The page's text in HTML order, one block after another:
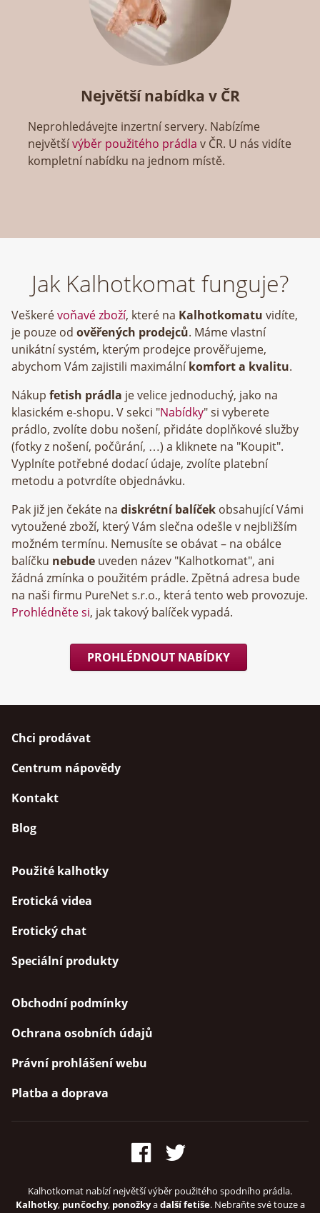
Největší nabídka v ČR
Neprohledávejte inzertní servery. Nabízíme
největšívýběr použitého prádla v ČR. U nás vidíte
kompletní nabídku na jednom místě.
Jak Kalhotkomat funguje?
Veškerévoňavé zboží, které na Kalhotkomatu vidíte,
je pouze od ověřených prodejců. Máme vlastní
unikátní systém, kterým prodejce prověřujeme,
abychom Vám zajistili maximálníkomfort a kvalitu.
Nákup fetish prádla je velice jednoduchý, jako na
klasickém e-shopu. V sekci "Nabídky" si vyberete
prádlo, zvolíte dobu nošení, přidáte doplňkové služby
(fotky z nošení, počůrání, …) a kliknete na "Koupit".
Vyplníte potřebné dodací údaje, zvolíte platební
metodu a potvrdíte objednávku.
Pak již jen čekáte na diskrétní balíček obsahující Vámi
vytoužené zboží, který Vám slečna odešle v nejbližším
možném termínu. Nemusíte se obávat – na obálce
balíčku nebude uveden název "Kalhotkomat", ani
žádná zmínka o použitém prádle. Zpětná adresa bude
na naši firmu
, která tento web provozuje.
Prohlédněte si, jak takový balíček vypadá.
PROHLÉDNOUT NABÍDKY
Chci prodávat
Centrum nápovědy
Kontakt
Blog
Použité kalhotky
Erotická videa
Erotický chat
Speciální produkty
Obchodní podmínky
Ochrana osobních údajů
Právní prohlášení webu
Platba a doprava
Kalhotkomat nabízí největší výběr použitého spodního prádla.
Kalhotky, punčochy, ponožkyadalší fetiše. Nebraňte své touze a